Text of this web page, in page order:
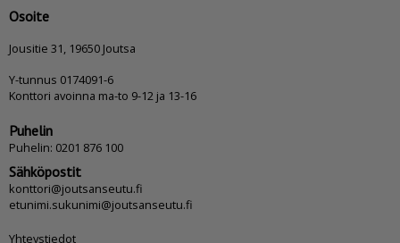
Osoite
Jousitie 31, 19650 Joutsa
Y-tunnus 0174091-6
Konttori avoinna ma-to 9-12 ja 13-16
Puhelin
Puhelin: 0201 876 100
Sähköpostit
konttori@joutsanseutu.fi
etunimi.sukunimi@joutsanseutu.fi
Yhteystiedot